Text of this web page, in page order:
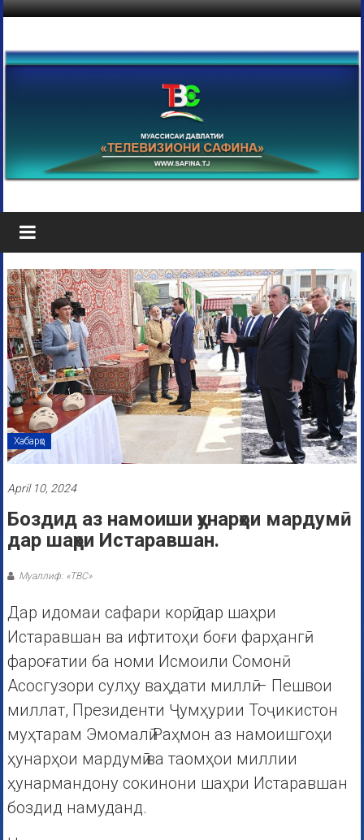
Хабарҳо
April 10, 2024
Боздид аз намоиши ҳунарҳои мардумӣ
дар шаҳри Истаравшан.
Муаллиф: «ТВС»
Дар идомаи сафари корӣ дар шаҳри
Истаравшан ва ифтитоҳи боғи фарҳангӣ-
фароғатии ба номи Исмоили Сомонӣ
Асосгузори сулҳу ваҳдати миллӣ – Пешвои
миллат, Президенти Ҷумҳурии Тоҷикистон
муҳтарам Эмомалӣ Раҳмон аз намоишгоҳи
ҳунарҳои мардумӣ ва таомҳои миллии
ҳунармандону сокинони шаҳри Истаравшан
боздид намуданд.